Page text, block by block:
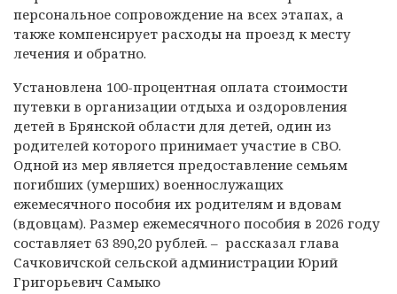
персональное сопровождение на всех этапах, а
также компенсирует расходы на проезд к месту
лечения и обратно.
Установлена 100-процентная оплата стоимости
путевки в организации отдыха и оздоровления
детей в Брянской области для детей, один из
родителей которого принимает участие в СВО.
Одной из мер является предоставление семьям
погибших (умерших) военнослужащих
ежемесячного пособия их родителям и вдовам
(вдовцам). Размер ежемесячного пособия в 2026 году
составляет 63 890,20 рублей. – рассказал глава
Сачковичской сельской администрации Юрий
Григорьевич Самыко